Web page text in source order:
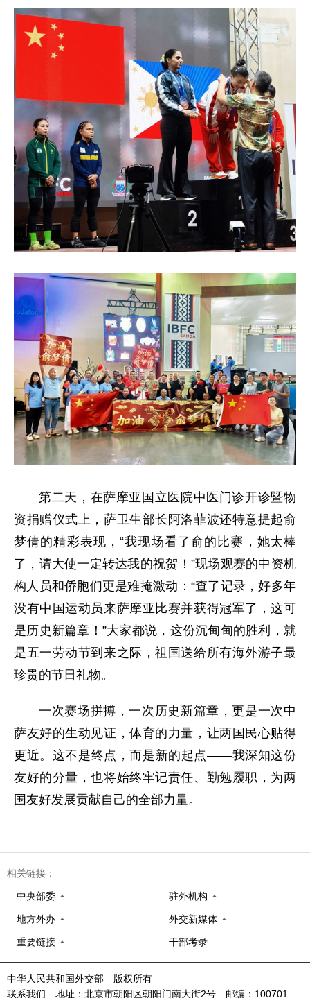
第二天，在萨摩亚国立医院中医门诊开诊暨物
资捐赠仪式上，萨卫生部长阿洛菲波还特意提起俞
梦倩的精彩表现，“我现场看了俞的比赛，她太棒
了，请大使一定转达我的祝贺！”现场观赛的中资机
构人员和侨胞们更是难掩激动：“查了记录，好多年
没有中国运动员来萨摩亚比赛并获得冠军了，这可
是历史新篇章！”大家都说，这份沉甸甸的胜利，就
是五一劳动节到来之际，祖国送给所有海外游子最
珍贵的节日礼物。
一次赛场拼搏，一次历史新篇章，更是一次中
萨友好的生动见证，体育的力量，让两国民心贴得
更近。这不是终点，而是新的起点——我深知这份
友好的分量，也将始终牢记责任、勤勉履职，为两
国友好发展贡献自己的全部力量。
相关链接：
中央部委 驻外机构
地方外办 外交新媒体
重要链接 干部考录
中华人民共和国外交部 版权所有
联系我们 地址：北京市朝阳区朝阳门南大街2号 邮编：100701